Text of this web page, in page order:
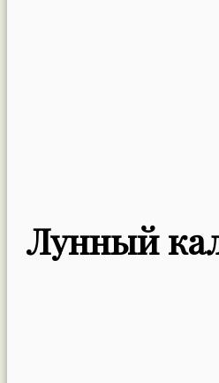
Лунный